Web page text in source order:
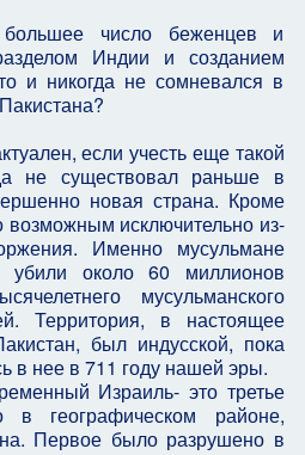
большее число беженцев и
Индии и созданием
и никогда не сомневался в
если учесть еще такой
не существовал раньше в
новая страна. Кроме
возможным исключительно из-
Именно мусульмане
около 60 миллионов
мусульманского
Территория, в настоящее
был индусской, пока
в нее в 711 году нашей эры.
Израиль- это третье
в географическом районе,
Первое было разрушено в